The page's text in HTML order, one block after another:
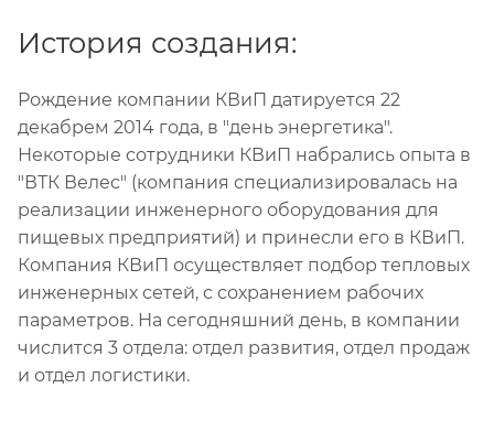
История создания:
Рождение компании КВиП датируется 22
декабрем 2014 года, в "день энергетика".
Некоторые сотрудники КВиП набрались опыта в
"ВТК Велес" (компания специализировалась на
реализации инженерного оборудования для
пищевых предприятий) и принесли его в КВиП.
Компания КВиП осуществляет подбор тепловых
инженерных сетей, с сохранением рабочих
параметров. На сегодняшний день, в компании
числится 3 отдела: отдел развития, отдел продаж
и отдел логистики.